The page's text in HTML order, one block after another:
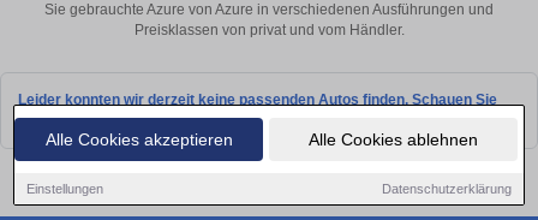
Alle Cookies akzeptieren Alle Cookies ablehnen
Einstellungen Datenschutzerklärung
Sie gebrauchte Azure von Azure in verschiedenen Ausführungen und
Preisklassen von privat und vom Händler.
Leider konnten wir derzeit keine passenden Autos finden. Schauen Sie
bald wieder vorbei!